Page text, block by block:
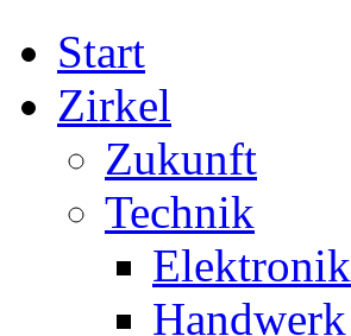
Start
Zirkel
Zukunft
Technik
Elektronik
Handwerk